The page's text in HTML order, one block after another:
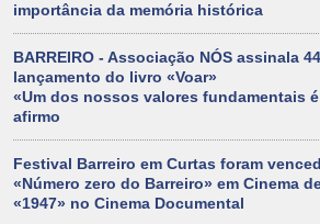
importância da memória histórica
BARREIRO - Associação NÓS assinala
lançamento do livro «Voar»
«Um dos nossos valores fundamentais
afirmo
Festival Barreiro em Curtas foram
«Número zero do Barreiro» em Cinema
«1947» no Cinema Documental